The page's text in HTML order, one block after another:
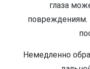
глаза
повреждениям.
Немедленно